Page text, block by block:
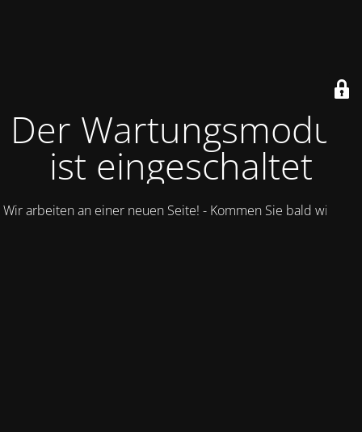
Der Wartungsmodus
ist eingeschaltet
Wir arbeiten an einer neuen Seite! - Kommen Sie bald wieder.